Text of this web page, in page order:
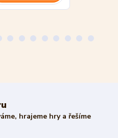
hrajeme hry a řešíme